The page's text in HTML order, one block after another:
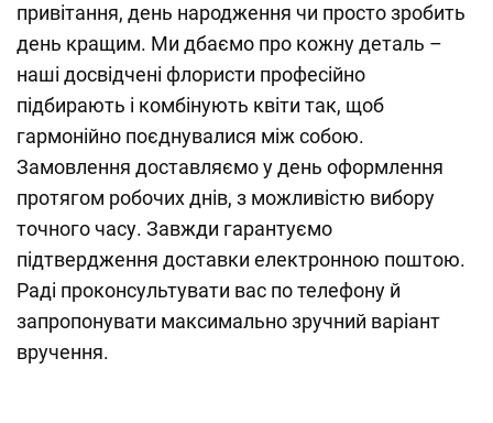
привітання, день народження чи просто зробить
день кращим. Ми дбаємо про кожну деталь –
наші досвідчені флористи професійно
підбирають і комбінують квіти так, щоб
гармонійно поєднувалися між собою.
Замовлення доставляємо у день оформлення
протягом робочих днів, з можливістю вибору
точного часу. Завжди гарантуємо
підтвердження доставки електронною поштою.
Раді проконсультувати вас по телефону й
запропонувати максимально зручний варіант
вручення.